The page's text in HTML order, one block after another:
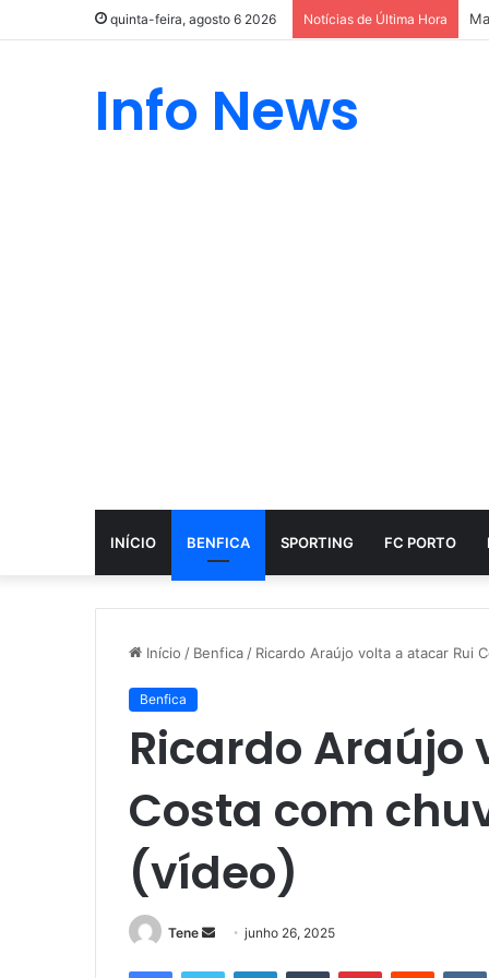
quinta-feira, agosto 6 2026 Notícias de Última Hora
Info News
INÍCIO BENFICA SPORTING FC PORTO
Início / Benfica / Ricardo Araújo volta a atacar Rui
Benfica
Ricardo Araújo
Costa com
(vídeo)
Tene
Mandejunho 26, 2025
FacebookTwitter LinkedinTumblr PinterestReddit